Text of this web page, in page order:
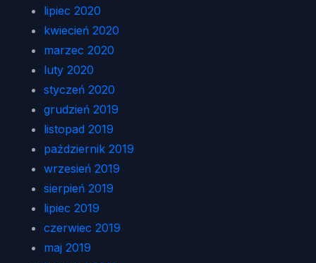
lipiec 2020
kwiecień 2020
marzec 2020
luty 2020
styczeń 2020
grudzień 2019
listopad 2019
październik 2019
wrzesień 2019
sierpień 2019
lipiec 2019
czerwiec 2019
maj 2019